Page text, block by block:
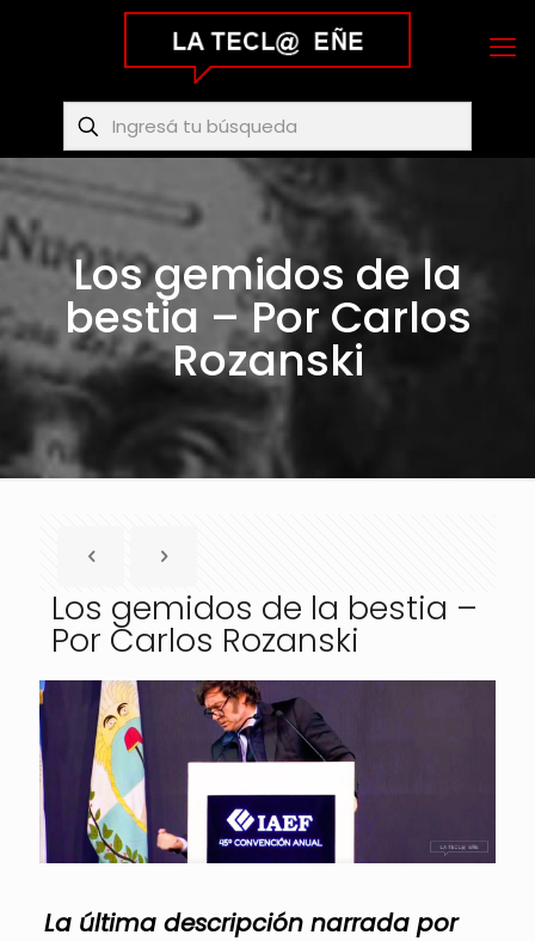
Los gemidos de la
bestia – Por Carlos
Rozanski
Los gemidos de la bestia –
Por Carlos Rozanski
La última descripción narrada por